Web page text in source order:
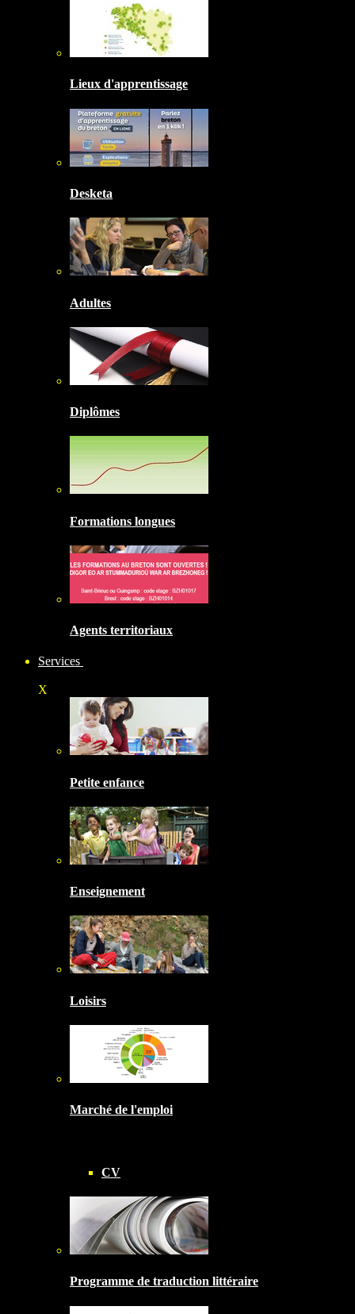
Lieux d'apprentissage
Desketa
Adultes
Diplômes
Formations longues
Agents territoriaux
Services
X
Petite enfance
Enseignement
Loisirs
Marché de l'emploi
CV
Programme de traduction littéraire